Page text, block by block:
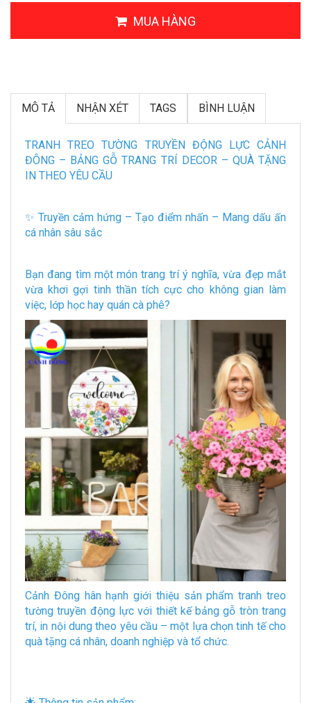
MUA HÀNG
MÔ TẢ NHẬN XÉT TAGS BÌNH LUẬN
TRANH TREO TƯỜNG TRUYỀN ĐỘNG LỰC CẢNH
ĐÔNG – BẢNG GỖ TRANG TRÍ DECOR – QUÀ TẶNG
IN THEO YÊU CẦU
✨ Truyền cảm hứng – Tạo điểm nhấn – Mang dấu ấn
cá nhân sâu sắc
Bạn đang tìm một món trang trí ý nghĩa, vừa đẹp mắt
vừa khơi gợi tinh thần tích cực cho không gian làm
việc, lớp học hay quán cà phê?
Cảnh Đông hân hạnh giới thiệu sản phẩm tranh treo
tường truyền động lực với thiết kế bảng gỗ tròn trang
trí, in nội dung theo yêu cầu – một lựa chọn tinh tế cho
quà tặng cá nhân, doanh nghiệp và tổ chức.